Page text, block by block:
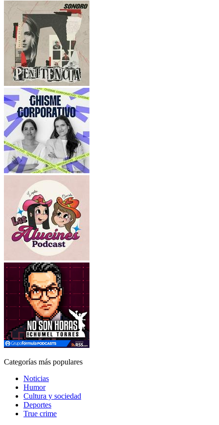
Categorías más populares
Noticias
Humor
Cultura y sociedad
Deportes
True crime